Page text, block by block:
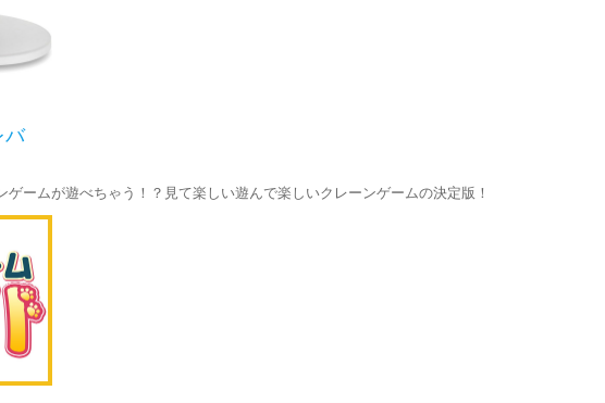
バ
ームが遊べちゃう！？見て楽しい遊んで楽しいクレーンゲームの決定版！